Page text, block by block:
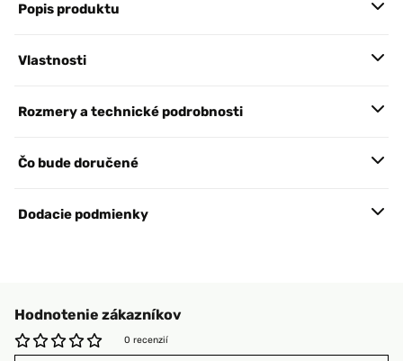
Popis produktu
Vlastnosti
Rozmery a technické podrobnosti
Čo bude doručené
Dodacie podmienky
Hodnotenie zákazníkov
0 recenzií